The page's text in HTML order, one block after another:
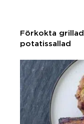
Förkokta
potatissallad